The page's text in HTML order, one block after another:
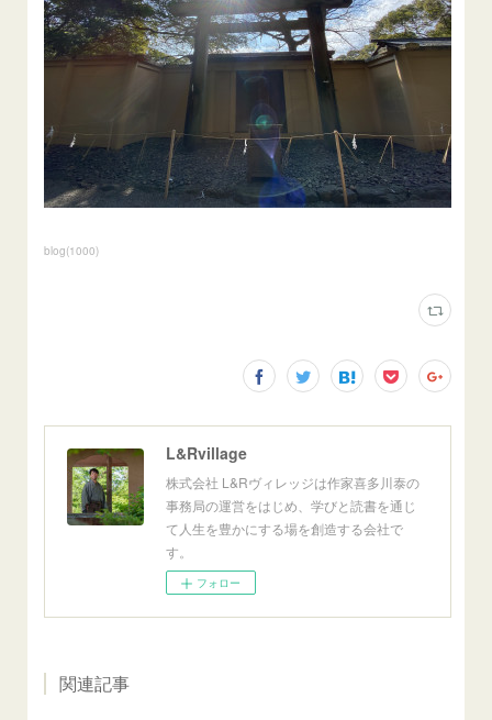
blog(1000)
L&Rvillage
株式会社 L&Rヴィレッジは作家喜多川泰の
事務局の運営をはじめ、学びと読書を通じ
て人生を豊かにする場を創造する会社で
す。
フォロー
関連記事